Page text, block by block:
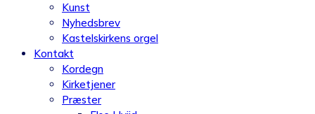
Kunst
Nyhedsbrev
Kastelskirkens orgel
Kontakt
Kordegn
Kirketjener
Præster